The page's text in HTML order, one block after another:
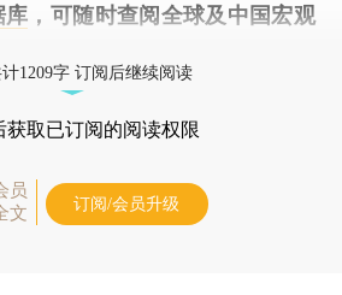
库 ，可随时查阅全球及中国宏观
1209字 订阅后继续阅读
获取已订阅的阅读权限
员
文
订阅/会员升级